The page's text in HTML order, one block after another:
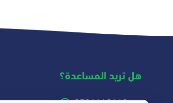
هل تريد المساعدة؟